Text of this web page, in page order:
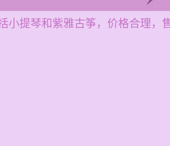
提琴和紫雅古筝，价格合理，